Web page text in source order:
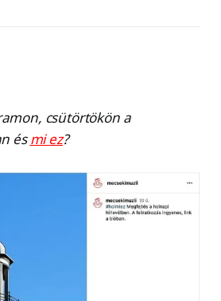
csütörtökön a
ésmi ez?